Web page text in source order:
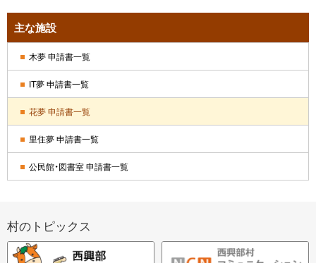
ァ
イ
ル
サ
イ
ド
・
メ
ニ
ュ
主な施設
木夢 申請書一覧
IT夢 申請書一覧
花夢 申請書一覧
里住夢 申請書一覧
公民館・図書室 申請書一覧
村のトピックス